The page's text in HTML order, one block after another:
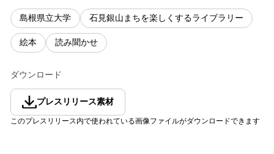
島根県立大学 石見銀山まちを楽しくするライブラリー
絵本 読み聞かせ
ダウンロード
プレスリリース素材
このプレスリリース内で使われている画像ファイルがダウンロードできます